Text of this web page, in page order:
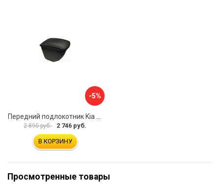
-5%
2 890 руб. 2 746 руб.
В КОРЗИНУ
Просмотренные товары